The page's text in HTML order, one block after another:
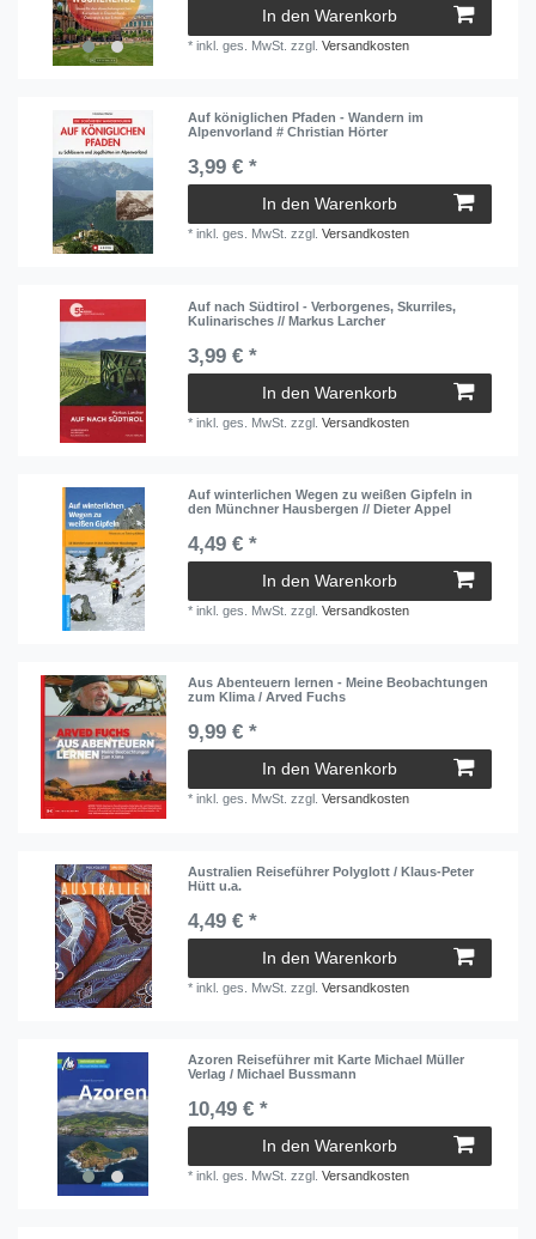
In den Warenkorb
*inkl. ges. MwSt. zzgl.Versandkosten
Auf königlichen Pfaden - Wandern im
Alpenvorland # Christian Hörter
3,99 € *
In den Warenkorb
*inkl. ges. MwSt. zzgl.Versandkosten
Auf nach Südtirol - Verborgenes, Skurriles,
Kulinarisches // Markus Larcher
3,99 € *
In den Warenkorb
*inkl. ges. MwSt. zzgl.Versandkosten
Auf winterlichen Wegen zu weißen Gipfeln in
den Münchner Hausbergen // Dieter Appel
4,49 € *
In den Warenkorb
*inkl. ges. MwSt. zzgl.Versandkosten
Aus Abenteuern lernen - Meine Beobachtungen
zum Klima / Arved Fuchs
9,99 € *
In den Warenkorb
*inkl. ges. MwSt. zzgl.Versandkosten
Australien Reiseführer Polyglott / Klaus-Peter
Hütt u.a.
4,49 € *
In den Warenkorb
*inkl. ges. MwSt. zzgl.Versandkosten
Azoren Reiseführer mit Karte Michael Müller
Verlag / Michael Bussmann
10,49 € *
In den Warenkorb
*inkl. ges. MwSt. zzgl.Versandkosten